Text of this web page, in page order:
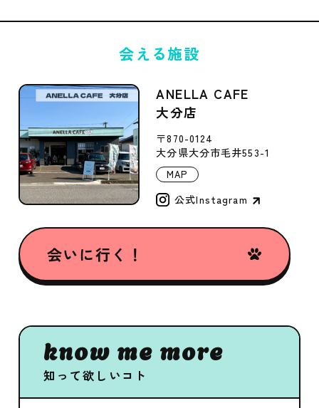
会える施設
ANELLA CAFE
大分店
〒870-0124
大分県大分市毛井553-1
MAP
公式Instagram
会いに行く！
know me more
知って欲しいコト